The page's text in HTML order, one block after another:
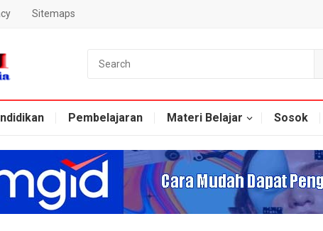
Sitemaps
Pembelajaran Materi Belajar Sosok